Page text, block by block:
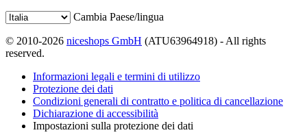
Cambia Paese/lingua
© 2010-2026 niceshops GmbH (ATU63964918) - All rights
reserved.
Informazioni legali e termini di utilizzo
Protezione dei dati
Condizioni generali di contratto e politica di cancellazione
Dichiarazione di accessibilità
Impostazioni sulla protezione dei dati